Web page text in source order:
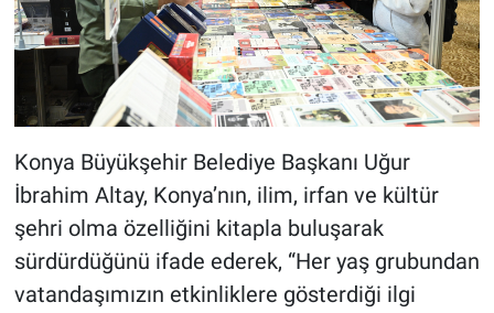
Konya Büyükşehir Belediye Başkanı Uğur
İbrahim Altay, Konya’nın, ilim, irfan ve kültür
şehri olma özelliğini kitapla buluşarak
sürdürdüğünü ifade ederek, “Her yaş grubundan
vatandaşımızın etkinliklere gösterdiği ilgi